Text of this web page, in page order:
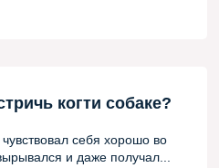
когти собаке?
себя хорошо во
и даже получал...